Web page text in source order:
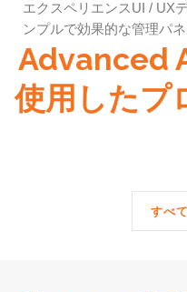
エクスペリエンスUI / UX
ンプルで効果的な管理パ
Advanced
使用したプ
すべ